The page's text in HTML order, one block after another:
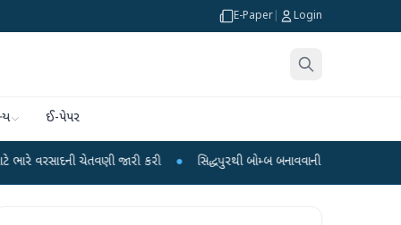
E-Paper Login
ઈ-પેપર
જારી કરી ● સિદ્ધપુરથી બોમ્બ બનાવવાની સામગ્રી સાથે જૈશના 5 શંકાસ્પદ